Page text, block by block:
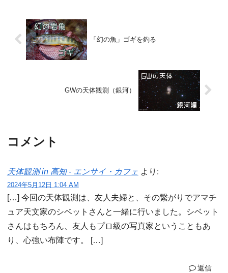
「幻の魚」ゴギを釣る
GWの天体観測（銀河）
コメント
天体観測 in 高知 - エンサイ・カフェ より:
2024年5月12日 1:04 AM
[…] 今回の天体観測は、友人夫婦と、その繋がりでアマチ
ュア天文家のシベットさんと一緒に行いました。シベット
さんはもちろん、友人もプロ級の写真家ということもあ
り、心強い布陣です。 […]
返信